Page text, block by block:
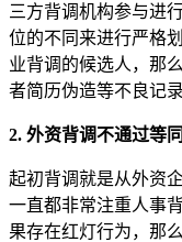
三方背调机构参与进
位的不同来进行严格
业背调的候选人，那
者简历伪造等不良记录
2. 外资背调不通过等
起初背调就是从外资
一直都非常注重人事
果存在红灯行为，那